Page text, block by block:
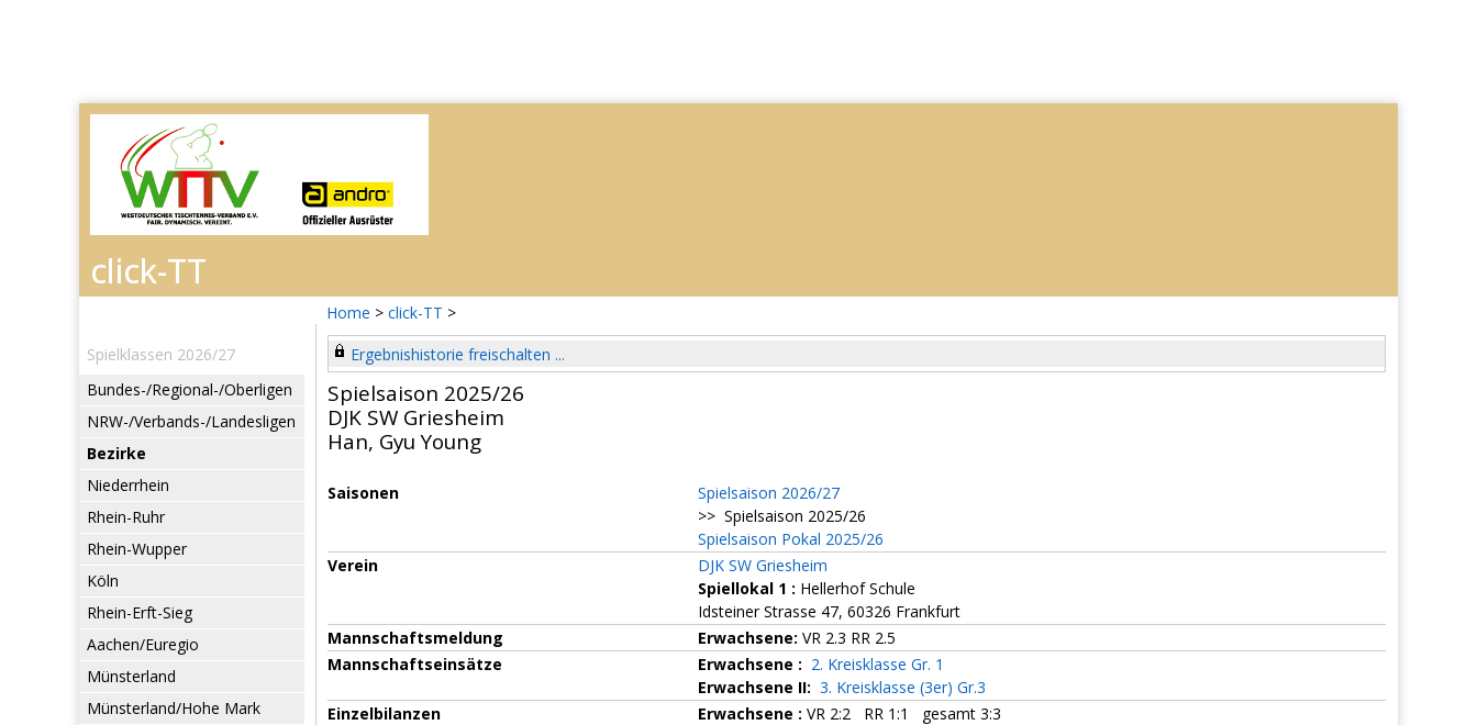
Home > click-TT >
Spielklassen 2026/27
Bundes-/Regional-/Oberligen
NRW-/Verbands-/Landesligen
Bezirke
Niederrhein
Rhein-Ruhr
Rhein-Wupper
Köln
Rhein-Erft-Sieg
Aachen/Euregio
Münsterland
Münsterland/Hohe Mark
Ergebnishistorie freischalten ...
Spielsaison 2025/26
DJK SW Griesheim
Han, Gyu Young
Saisonen
Spielsaison 2026/27
>> Spielsaison 2025/26
Spielsaison Pokal 2025/26
Verein
DJK SW Griesheim
Spiellokal 1 : Hellerhof Schule
Idsteiner Strasse 47, 60326 Frankfurt
Mannschaftsmeldung
Erwachsene: VR 2.3 RR 2.5
Mannschaftseinsätze
Erwachsene : 2. Kreisklasse Gr. 1
Erwachsene II: 3. Kreisklasse (3er) Gr.3
Einzelbilanzen
Erwachsene : VR 2:2 RR 1:1 gesamt 3:3